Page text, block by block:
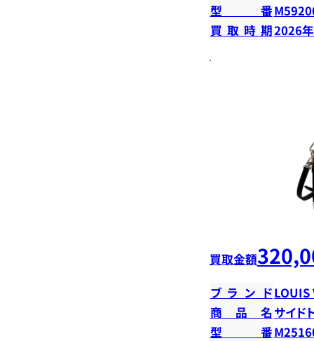
型番
買取時期2026
買取金額
ブランドLOUIS
商品名 サイド
型番